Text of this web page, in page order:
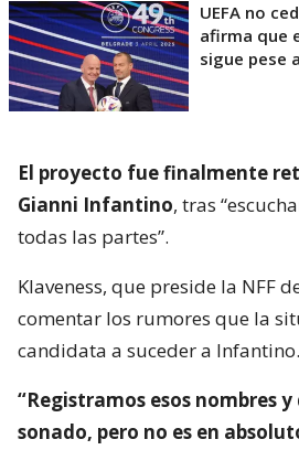
UEFA no
afirma que
sigue pese
El proyecto fue finalmente
Gianni Infantino, tras
todas las partes”.
Klaveness, que preside la NFF
comentar los rumores que la
candidata a suceder a Infantino.
“Registramos esos nombres
sonado, pero no es en